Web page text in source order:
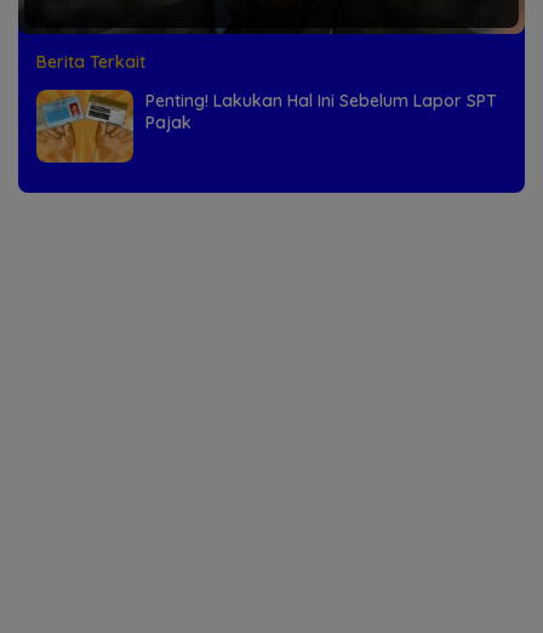
Berita Terkait
Penting! Lakukan Hal Ini Sebelum Lapor SPT
Pajak